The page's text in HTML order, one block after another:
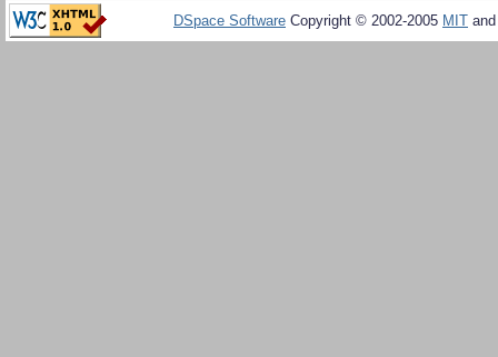
DSpace Software Copyright © 2002-2005 MIT